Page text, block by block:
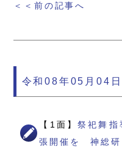
＜＜前の記事へ
令和08年05月04
【1面】祭祀舞
張開催を 神総研